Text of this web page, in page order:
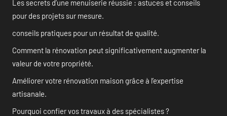
Les secrets d’une menuiserie réussie : astuces et conseils
pour des projets sur mesure.
conseils pratiques pour un résultat de qualité.
Comment la rénovation peut significativement augmenter la
valeur de votre propriété.
Améliorer votre rénovation maison grâce à l’expertise
artisanale.
Pourquoi confier vos travaux à des spécialistes ?